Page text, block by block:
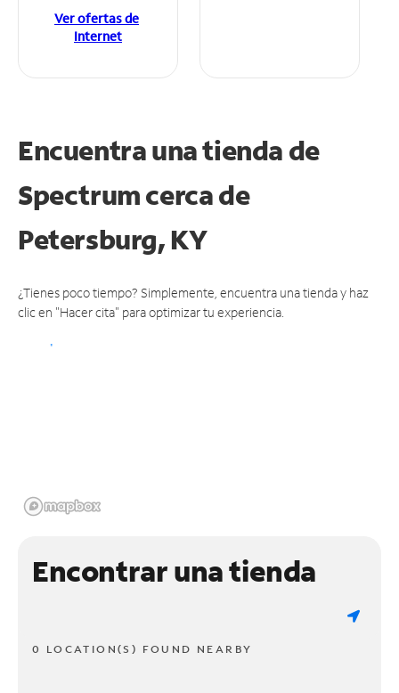
Ver ofertas de
Internet
Encuentra una tienda de
Spectrumcerca de
Petersburg, KY
¿Tienes poco tiempo? Simplemente, encuentra una tienda y haz
clic en "Hacer cita" para optimizar tu experiencia.
Encontrar una tienda
0 LOCATION(S) FOUND NEARBY